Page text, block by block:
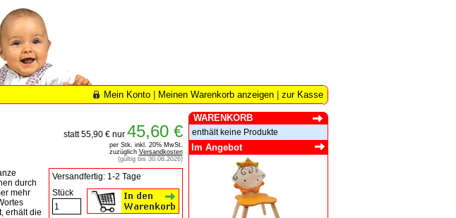
Mein Konto| Meinen Warenkorb anzeigen| zur Kasse
statt 55,90 € nur 45,60 €
per Stk. inkl. 20% MwSt.
zuzüglich Versandkosten
(gültig bis 30.08.2026)
durch
mehr
erhält die
Versandfertig: 1-2 Tage
Stück
WARENKORB
enthält keine Produkte
Im Angebot